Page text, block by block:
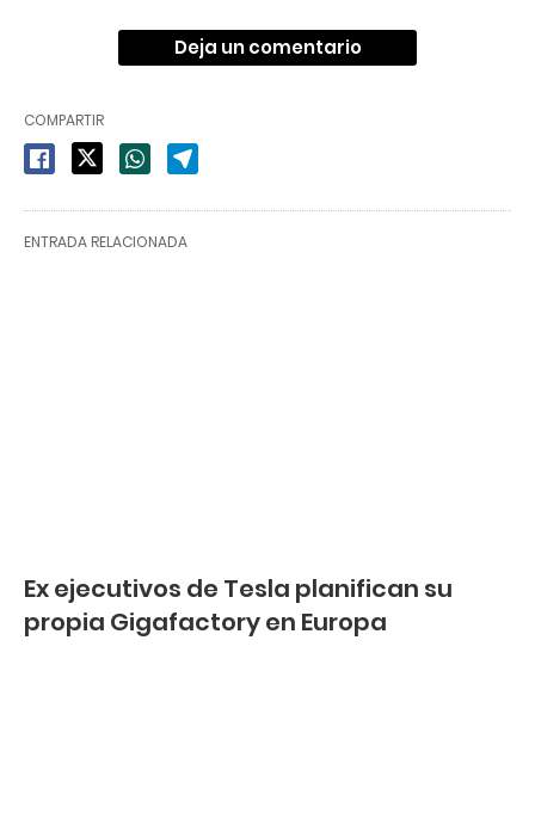
Deja un comentario
COMPARTIR
ENTRADA RELACIONADA
Ex ejecutivos de Tesla planifican su
propia Gigafactory en Europa